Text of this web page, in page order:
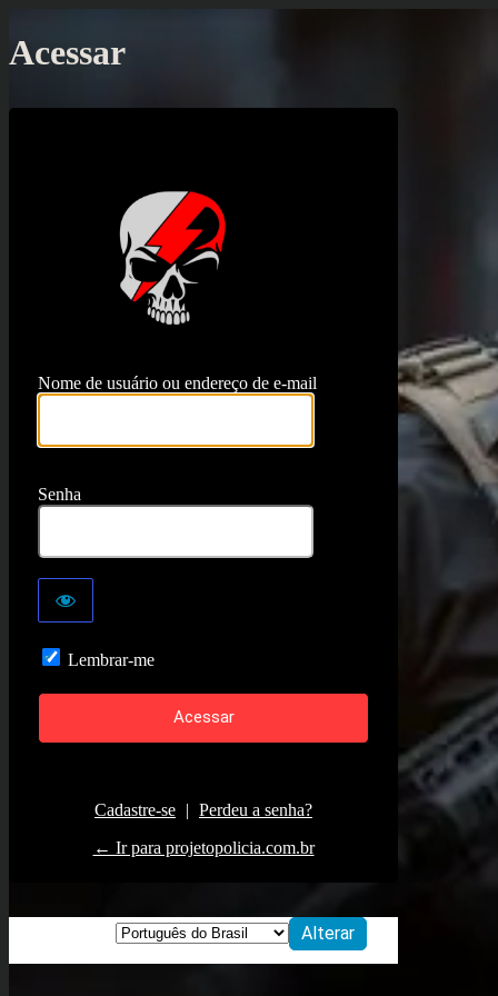
Acessar
Nome de usuário ou endereço de e-mail
Senha
Lembrar-me
Cadastre-se | Perdeu a senha?
← Ir para projetopolicia.com.br